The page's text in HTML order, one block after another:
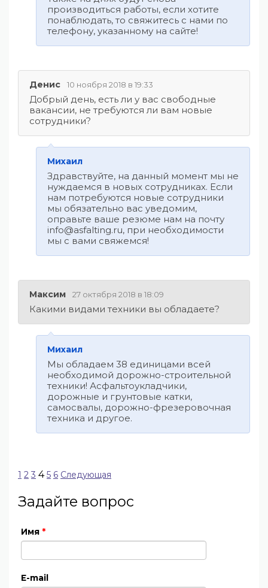
производиться работы, если хотите
понаблюдать, то свяжитесь с нами по
телефону, указанному на сайте!
Денис 10 ноября 2018 в 19:33
Добрый день, есть ли у вас свободные
вакансии, не требуются ли вам новые
сотрудники?
Михаил
Здравствуйте, на данный момент мы не
нуждаемся в новых сотрудниках. Если
нам потребуются новые сотрудники
мы обязательно вас уведомим,
оправьте ваше резюме нам на почту
info@asfalting.ru, при необходимости
мы с вами свяжемся!
Максим 27 октября 2018 в 18:09
Какими видами техники вы обладаете?
Михаил
Мы обладаем 38 единицами всей
необходимой дорожно-строительной
техники! Асфальтоукладчики,
дорожные и грунтовые катки,
самосвалы, дорожно-фрезеровочная
техника и другое.
1 2 3 4 5 6 Следующая
Задайте вопрос
Имя *
E-mail